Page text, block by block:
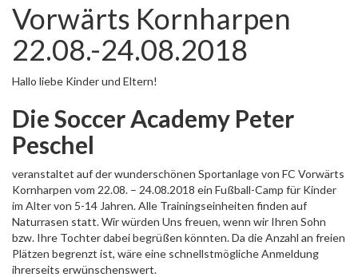
Vorwärts Kornharpen
22.08.-24.08.2018
Hallo liebe Kinder und Eltern!
Die Soccer Academy Peter
Peschel
veranstaltet auf der wunderschönen Sportanlage von FC Vorwärts
Kornharpen vom 22.08. – 24.08.2018 ein Fußball-Camp für Kinder
im Alter von 5-14 Jahren. Alle Trainingseinheiten finden auf
Naturrasen statt. Wir würden Uns freuen, wenn wir Ihren Sohn
bzw. Ihre Tochter dabei begrüßen könnten. Da die Anzahl an freien
Plätzen begrenzt ist, wäre eine schnellstmögliche Anmeldung
ihrerseits erwünschenswert.